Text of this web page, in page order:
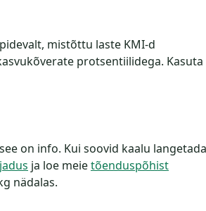
mistõttu laste KMI-d
protsentiilidega. Kasuta
on info. Kui soovid kaalu
ja loe meietõenduspõhist
nädalas.